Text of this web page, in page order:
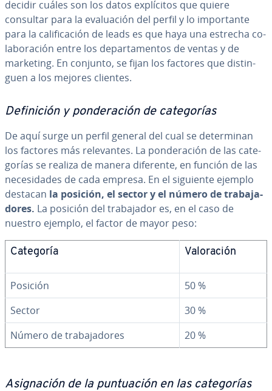
decidir cuáles son los datos ex­plí­ci­tos que quiere
consultar para la eva­lua­ción del perfil y lo im­po­r­ta­n­te
para la ca­li­fi­ca­ción de leads es que haya una estrecha co­
la­bo­ra­ción entre los de­pa­r­ta­me­n­tos de ventas y de
marketing. En conjunto, se fijan los factores que di­s­ti­n­
guen a los mejores clientes.
De­fi­ni­ción y po­n­de­ra­ción de ca­te­go­rías
De aquí surge un perfil general del cual se de­te­r­mi­nan
los factores más re­le­va­n­tes. La po­n­de­ra­ción de las ca­te­
go­rías se realiza de manera diferente, en función de las
ne­ce­si­da­des de cada empresa. En el siguiente ejemplo
destacan la posición, el sector y el número de tra­ba­ja­
do­res. La posición del tra­ba­ja­dor es, en el caso de
nuestro ejemplo, el factor de mayor peso:
Categoría Va­lo­ra­ción
Posición
50 %
Sector
30 %
Número de tra­ba­ja­do­res
20 %
Asi­g­na­ción de la pu­n­tua­ción en las ca­te­go­rías